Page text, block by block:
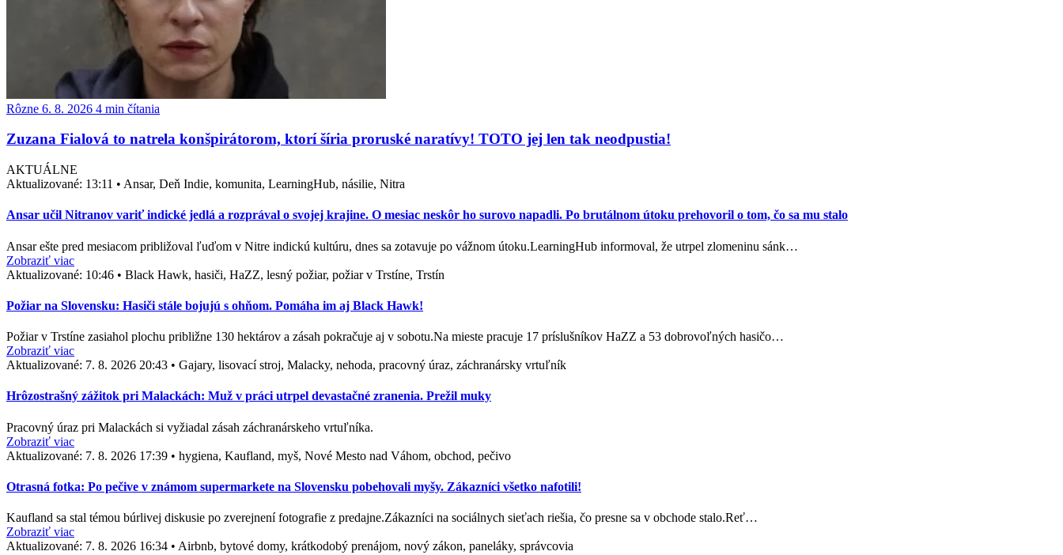
Rôzne 6. 8. 2026 4 min čítania
Zuzana Fialová to natrela konšpirátorom, ktorí šíria proruské naratívy! TOTO jej len tak neodpustia!
AKTUÁLNE
Aktualizované: 13:11 • Ansar, Deň Indie, komunita, LearningHub, násilie, Nitra
Ansar učil Nitranov variť indické jedlá a rozprával o svojej krajine. O mesiac neskôr ho surovo napadli. Po brutálnom útoku prehovoril o tom, čo sa mu stalo
Ansar ešte pred mesiacom približoval ľuďom v Nitre indickú kultúru, dnes sa zotavuje po vážnom útoku.LearningHub informoval, že utrpel zlomeninu sánk…
Zobraziť viac
Aktualizované: 10:46 • Black Hawk, hasiči, HaZZ, lesný požiar, požiar v Trstíne, Trstín
Požiar na Slovensku: Hasiči stále bojujú s ohňom. Pomáha im aj Black Hawk!
Požiar v Trstíne zasiahol plochu približne 130 hektárov a zásah pokračuje aj v sobotu.Na mieste pracuje 17 príslušníkov HaZZ a 53 dobrovoľných hasičo…
Zobraziť viac
Aktualizované: 7. 8. 2026 20:43 • Gajary, lisovací stroj, Malacky, nehoda, pracovný úraz, záchranársky vrtuľník
Hrôzostrašný zážitok pri Malackách: Muž v práci utrpel devastačné zranenia. Prežil muky
Pracovný úraz pri Malackách si vyžiadal zásah záchranárskeho vrtuľníka.
Zobraziť viac
Aktualizované: 7. 8. 2026 17:39 • hygiena, Kaufland, myš, Nové Mesto nad Váhom, obchod, pečivo
Otrasná fotka: Po pečive v známom supermarkete na Slovensku pobehovali myšy. Zákazníci všetko nafotili!
Kaufland sa stal témou búrlivej diskusie po zverejnení fotografie z predajne.Zákazníci na sociálnych sieťach riešia, čo presne sa v obchode stalo.Reť…
Zobraziť viac
Aktualizované: 7. 8. 2026 16:34 • Airbnb, bytové domy, krátkodobý prenájom, nový zákon, paneláky, správcovia